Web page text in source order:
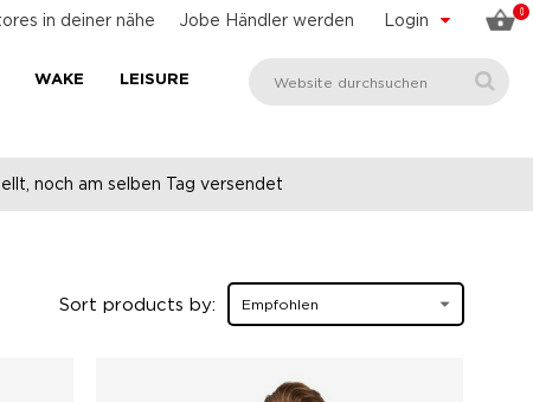
0
Login
Jobe Händler werden
in deiner nähe
WAKE LEISURE
noch am selben Tag versendet
Sort products by: